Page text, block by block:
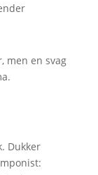
men en svag
Dukker